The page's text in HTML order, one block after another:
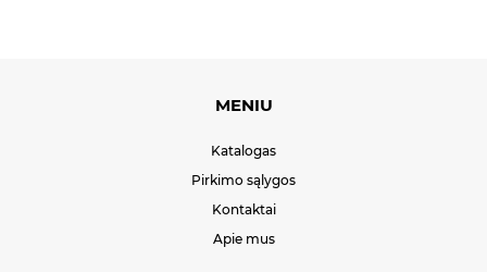
MENIU
Katalogas
Pirkimo sąlygos
Kontaktai
Apie mus